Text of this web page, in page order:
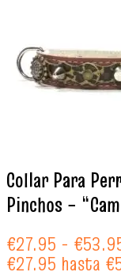
Collar Para
Pinchos –
€27.95 - €
€27.95 hasta